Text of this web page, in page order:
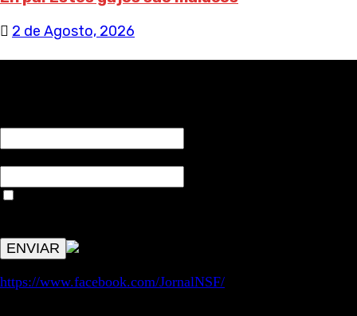
2 de Agosto, 2026
https://www.facebook.com/JornalNSF/